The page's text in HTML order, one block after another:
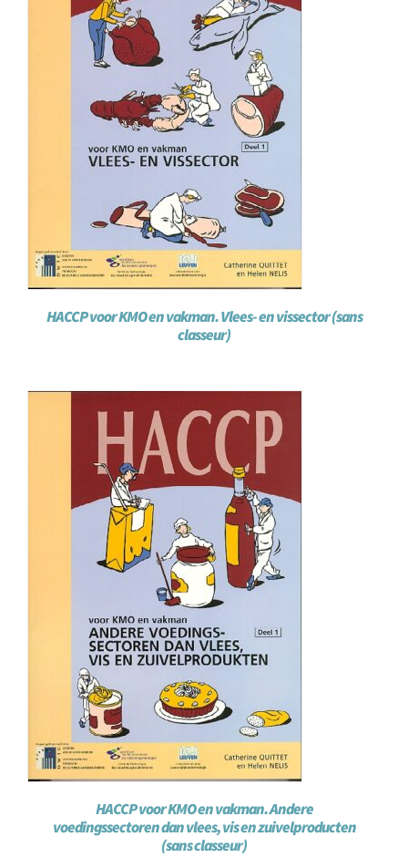
HACCP voor KMO en vakman. Vlees- en vissector (sans
classeur)
HACCP voor KMO en vakman. Andere
voedingssectoren dan vlees, vis en zuivelproducten
(sans classeur)